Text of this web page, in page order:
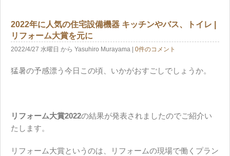
2022年に人気の住宅設備機器 キッチンやバス、トイレ |
リフォーム大賞を元に
2022/4/27 水曜日 から Yasuhiro Murayama 0件のコメント
猛暑の予感漂う今日この頃、いかがおすごしでしょうか。
リフォーム大賞2022の結果が発表されましたのでご紹介い
たします。
リフォーム大賞というのは、リフォームの現場で働くプラン